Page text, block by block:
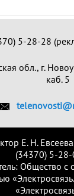
5-28-28
обл., г.
каб. 5
Е. Н.
(34370) 5-
Общество с